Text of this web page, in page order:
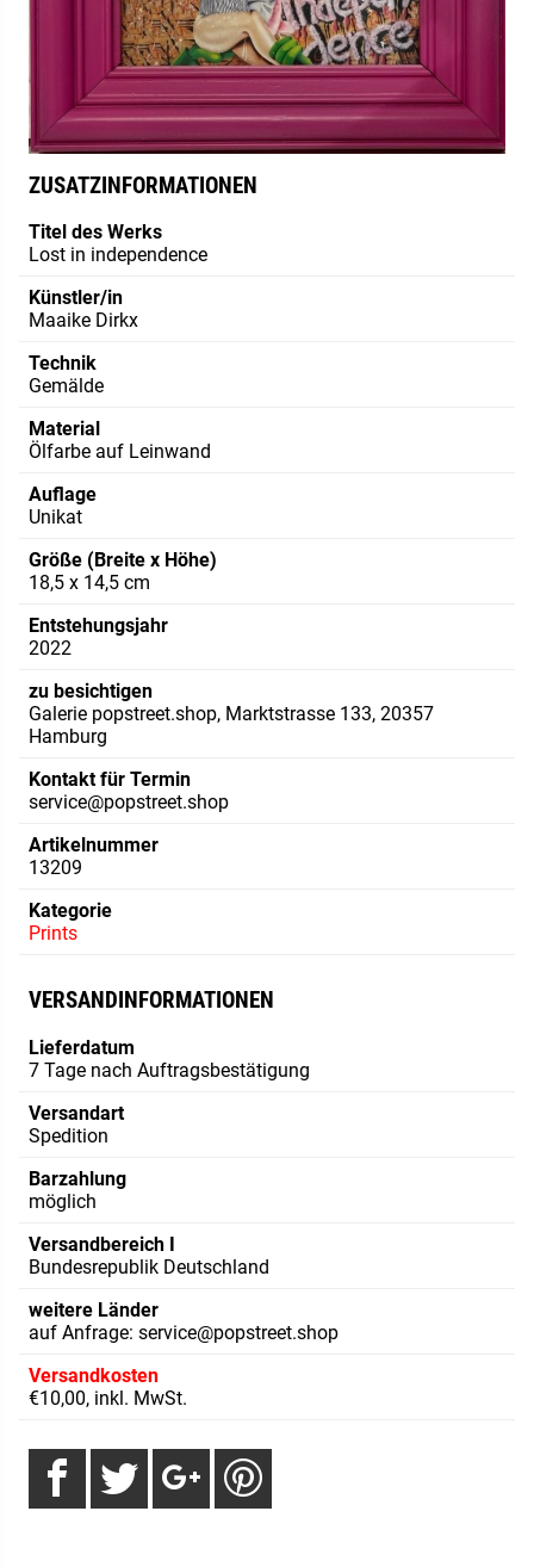
ZUSATZINFORMATIONEN
Titel des Werks
Lost in independence
Künstler/in
Maaike Dirkx
Technik
Gemälde
Material
Ölfarbe auf Leinwand
Auflage
Unikat
Größe (Breite x Höhe)
18,5 x 14,5 cm
Entstehungsjahr
2022
zu besichtigen
Galerie popstreet.shop, Marktstrasse 133, 20357
Hamburg
Kontakt für Termin
service@popstreet.shop
Artikelnummer
13209
Kategorie
Prints
VERSANDINFORMATIONEN
Lieferdatum
7 Tage nach Auftragsbestätigung
Versandart
Spedition
Barzahlung
möglich
Versandbereich I
Bundesrepublik Deutschland
weitere Länder
auf Anfrage: service@popstreet.shop
Versandkosten
€10,00, inkl. MwSt.